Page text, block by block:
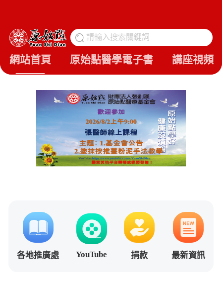
請輸入搜索關鍵詞
網站首頁 原始點醫學電子書 講座視頻
各地推廣處 YouTube 捐款 最新資訊